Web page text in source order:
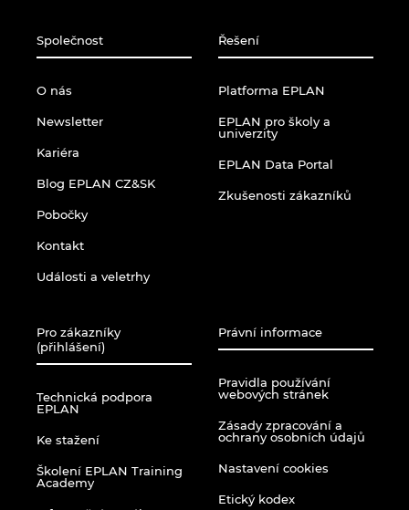
Společnost
O nás
Newsletter
Kariéra
Blog EPLAN CZ&SK
Pobočky
Kontakt
Události a veletrhy
Řešení
Platforma EPLAN
EPLAN pro školy a
univerzity
EPLAN Data Portal
Zkušenosti zákazníků
Pro zákazníky
(přihlášení)
Technická podpora
EPLAN
Ke stažení
Školení EPLAN Training
Academy
Právní informace
Pravidla používání
webových stránek
Zásady zpracování a
ochrany osobních údajů
Nastavení cookies
Etický kodex